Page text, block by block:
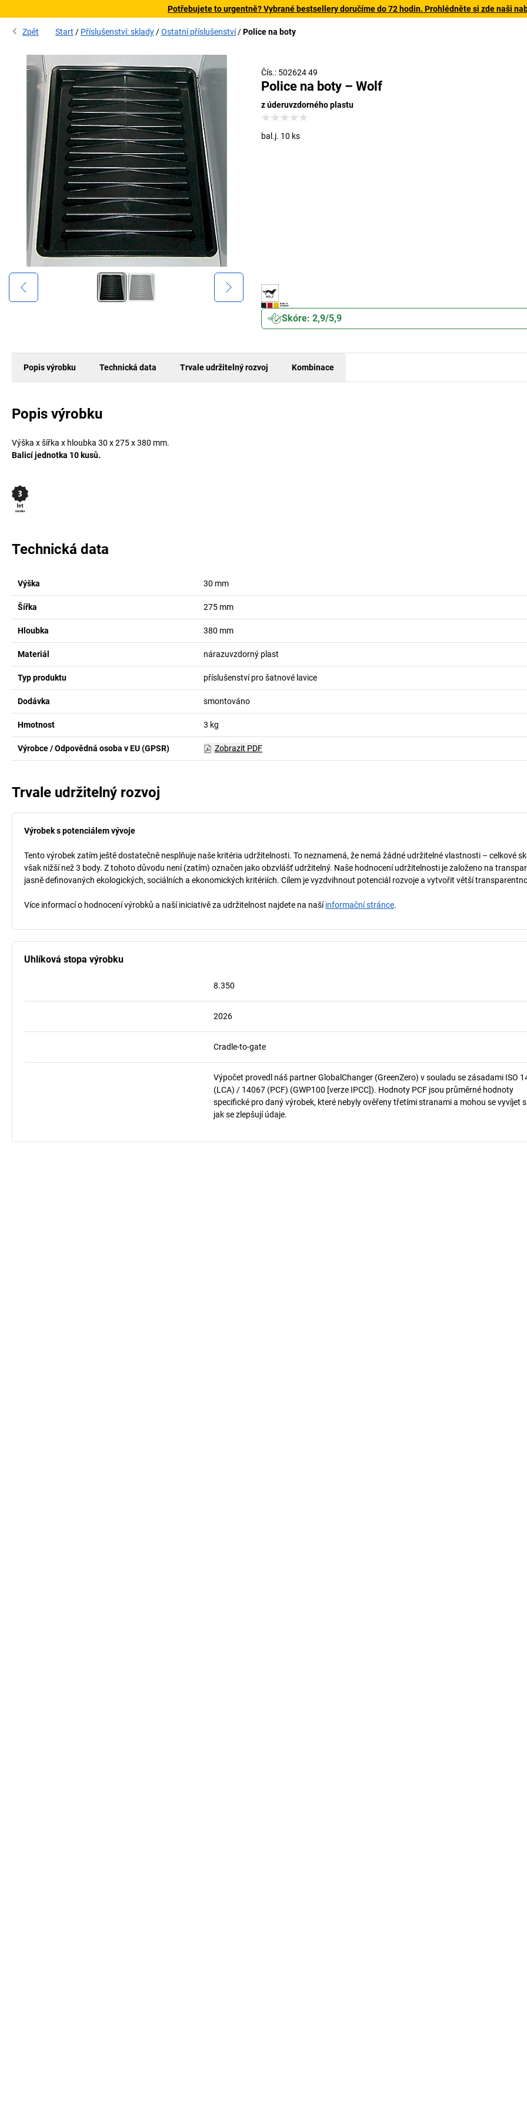
Potřebujete to urgentně? Vybrané bestsellery doručíme do 72 hodin. Prohlédněte si zde naši
Zpět Start Příslušenství: sklady Ostatní příslušenství Police na boty
Čís.: 502624 49
Police na boty – Wolf
z úderuvzdorného plastu
bal.j. 10 ks
Skóre: 2,9/5,9
Popis výrobku Technická data Trvale udržitelný rozvoj Kombinace
Popis výrobku
Výška x šířka x hloubka 30 x 275 x 380 mm.
Balicí jednotka 10 kusů.
Technická data
Výška 30 mm
Šířka 275 mm
Hloubka 380 mm
Materiál nárazuvzdorný plast
Typ produktu příslušenství pro šatnové lavice
Dodávka smontováno
Hmotnost 3 kg
Výrobce / Odpovědná osoba v EU (GPSR) Zobrazit PDF
Trvale udržitelný rozvoj
Výrobek s potenciálem vývoje
Tento výrobek zatím ještě dostatečně nesplňuje naše kritéria udržitelnosti. To neznamená, že nemá žádné udržitelné vlastnosti – celkové
však nižší než 3 body. Z tohoto důvodu není (zatím) označen jako obzvlášť udržitelný. Naše hodnocení udržitelnosti je založeno na
jasně definovaných ekologických, sociálních a ekonomických kritériích. Cílem je vyzdvihnout potenciál rozvoje a vytvořit větší
Více informací o hodnocení výrobků a naší iniciativě za udržitelnost najdete na našíinformační stránce.
Uhlíková stopa výrobku
8.350
2026
Cradle-to-gate
Výpočet provedl náš partner GlobalChanger (GreenZero) v souladu se zásadami ISO
(LCA) / 14067 (PCF) (GWP100 [verze IPCC]). Hodnoty PCF jsou průměrné hodnoty
specifické pro daný výrobek, které nebyly ověřeny třetími stranami a mohou se vyvíjet
jak se zlepšují údaje.